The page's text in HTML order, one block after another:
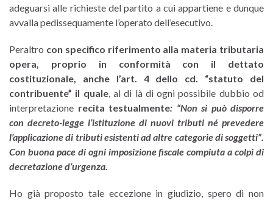
adeguarsi alle richieste del partito a cui appartiene e dunque
avvalla pedissequamente l’operato dell’esecutivo.
Peraltro con specifico riferimento alla materia tributaria
opera, proprio in conformità con il dettato
costituzionale, anche l’art. 4 dello cd. “statuto del
contribuente” il quale, al di là di ogni possibile dubbio od
interpretazione recita testualmente: “Non si può disporre
con decreto-legge l’istituzione di nuovi tributi né prevedere
l’applicazione di tributi esistenti ad altre categorie di soggetti”.
Con buona pace di ogni imposizione fiscale compiuta a colpi di
decretazione d’urgenza.
Ho già proposto tale eccezione in giudizio, spero di non